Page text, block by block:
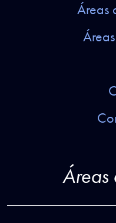
Áreas
Áreas